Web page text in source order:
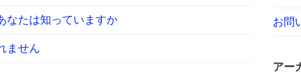
なたは知っていますか
ません
お問
アー